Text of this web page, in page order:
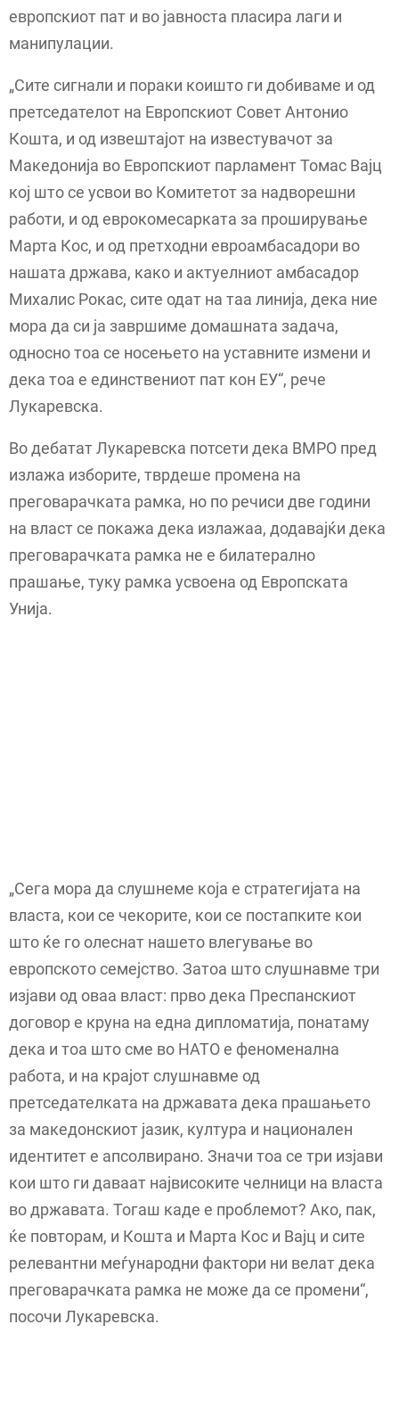
европскиот пат и во јавноста пласира лаги и
манипулации.
„Сите сигнали и пораки коишто ги добиваме и од
претседателот на Европскиот Совет Антонио
Кошта, и од извештајот на известувачот за
Македонија во Европскиот парламент Томас Вајц
кој што се усвои во Комитетот за надворешни
работи, и од еврокомесарката за проширување
Марта Кос, и од претходни евроамбасадори во
нашата држава, како и актуелниот амбасадор
Михалис Рокас, сите одат на таа линија, дека ние
мора да си ја завршиме домашната задача,
односно тоа се носењето на уставните измени и
дека тоа е единствениот пат кон ЕУ“, рече
Лукаревска.
Во дебатат Лукаревска потсети дека ВМРО пред
излажа изборите, тврдеше промена на
преговарачката рамка, но по речиси две години
на власт се покажа дека излажаа, додавајќи дека
преговарачката рамка не е билатерално
прашање, туку рамка усвоена од Европската
Унија.
„Сега мора да слушнеме која е стратегијата на
власта, кои се чекорите, кои се постапките кои
што ќе го олеснат нашето влегување во
европското семејство. Затоа што слушнавме три
изјави од оваа власт: прво дека Преспанскиот
договор е круна на една дипломатија, понатаму
дека и тоа што сме во НАТО е феноменална
работа, и на крајот слушнавме од
претседателката на државата дека прашањето
за македонскиот јазик, култура и национален
идентитет е апсолвирано. Значи тоа се три изјави
кои што ги даваат највисоките челници на власта
во државата. Тогаш каде е проблемот? Ако, пак,
ќе повторам, и Кошта и Марта Кос и Вајц и сите
релевантни меѓународни фактори ни велат дека
преговарачката рамка не може да се промени“,
посочи Лукаревска.